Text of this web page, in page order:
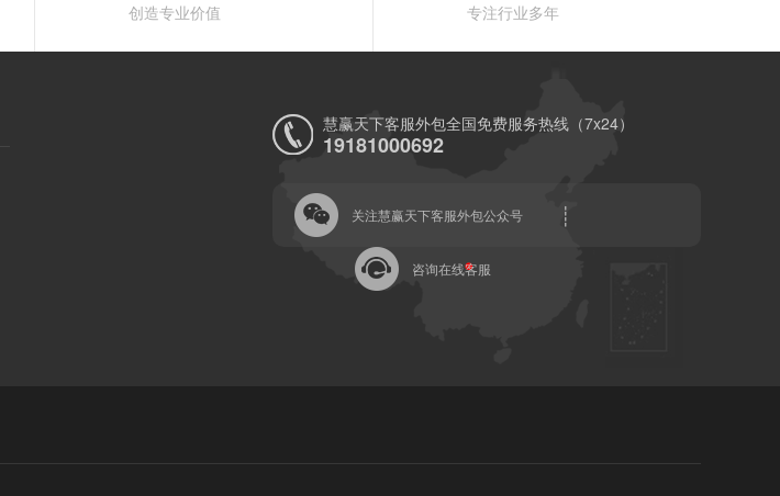
创造专业价值
专注行业多年
慧赢天下客服外包全国免费服务热线（7x24）
19181000692
关注慧赢天下客服外包公众号
咨询在线客服